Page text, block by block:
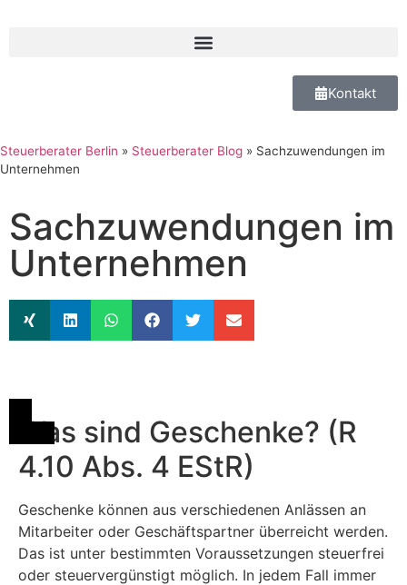
Kontakt
Steuerberater Berlin » Steuerberater Blog » Sachzuwendungen im
Unternehmen
Sachzuwendungen im
Unternehmen
Was sind Geschenke? (R
4.10 Abs. 4 EStR)
Geschenke können aus verschiedenen Anlässen an
Mitarbeiter oder Geschäftspartner überreicht werden.
Das ist unter bestimmten Voraussetzungen steuerfrei
oder steuervergünstigt möglich. In jedem Fall immer